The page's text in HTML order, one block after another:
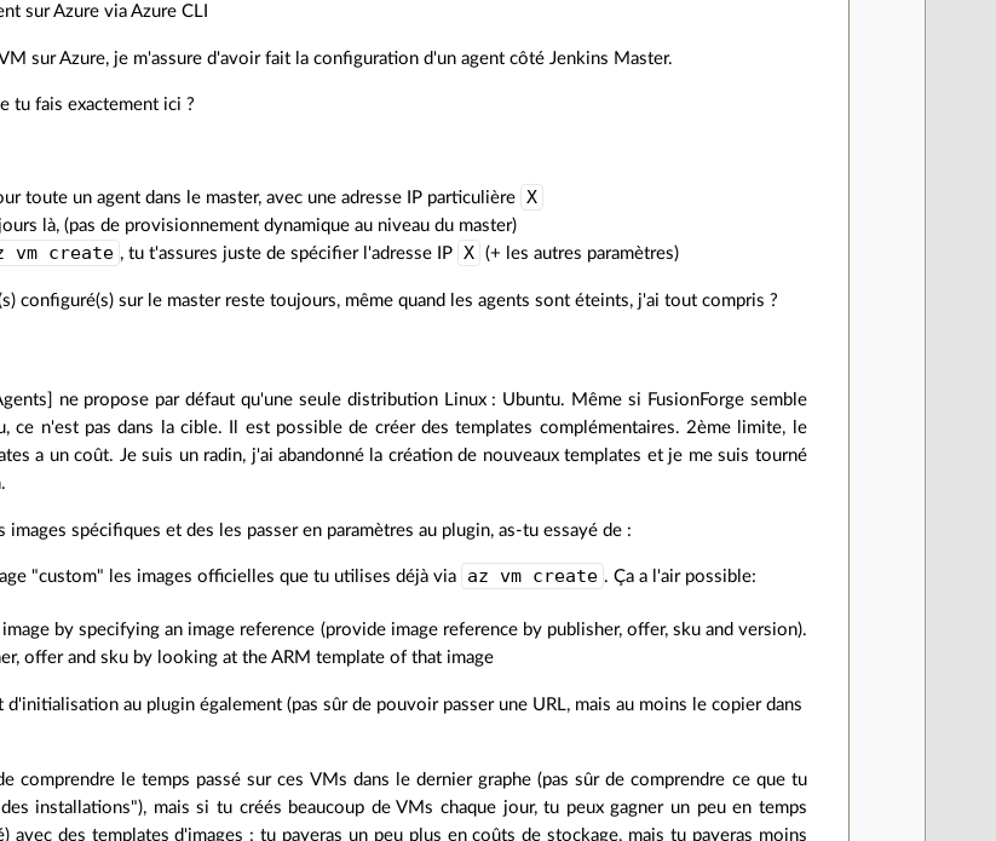
sur Azure via Azure CLI
sur Azure, je m'assure d'avoir fait la configuration d'un agent côté Jenkins Master.
tu fais exactement ici ?
toute un agent dans le master, avec une adresse IP particulière X
là, (pas de provisionnement dynamique au niveau du master)
vm create , tu t'assures juste de spécifier l'adresse IP X (+ les autres paramètres)
configuré(s) sur le master reste toujours, même quand les agents sont éteints, j'ai tout compris ?
ne propose par défaut qu'une seule distribution Linux : Ubuntu. Même si FusionForge semble
ce n'est pas dans la cible. Il est possible de créer des templates complémentaires. 2ème limite, le
a un coût. Je suis un radin, j'ai abandonné la création de nouveaux templates et je me suis tourné
images spécifiques et des les passer en paramètres au plugin, as-tu essayé de :
"custom" les images officielles que tu utilises déjà via az vm create . Ça a l'air possible:
by specifying an image reference (provide image reference by publisher, offer, sku and version).
offer and sku by looking at the ARM template of that image
d'initialisation au plugin également (pas sûr de pouvoir passer une URL, mais au moins le copier dans
comprendre le temps passé sur ces VMs dans le dernier graphe (pas sûr de comprendre ce que tu
installations"), mais si tu créés beaucoup de VMs chaque jour, tu peux gagner un peu en temps
avec des templates d'images : tu payeras un peu plus en coûts de stockage, mais tu payeras moins